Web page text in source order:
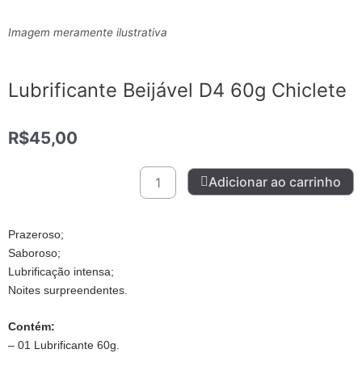
Imagem meramente ilustrativa
Lubrificante Beijável D4 60g Chiclete
R$45,00
Lubrificante
Beijável
Adicionar ao carrinho
Prazeroso;
Saboroso;
Lubrificação intensa;
Noites surpreendentes.
Contém:
– 01 Lubrificante 60g.